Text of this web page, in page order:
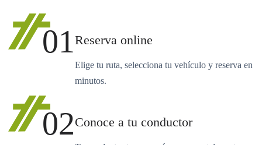
01Reserva online
Elige tu ruta, selecciona tu vehículo y reserva en
minutos.
02Conoce a tu conductor